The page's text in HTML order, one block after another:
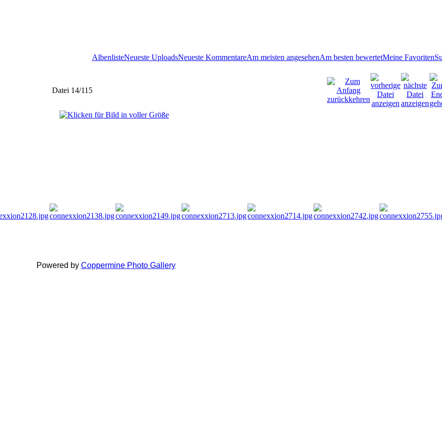
AlbenlisteNeueste UploadsNeueste KommentareAm meisten angesehenAm besten bewertetMeine Favoriten
Datei 14/115
Powered by Coppermine Photo Gallery